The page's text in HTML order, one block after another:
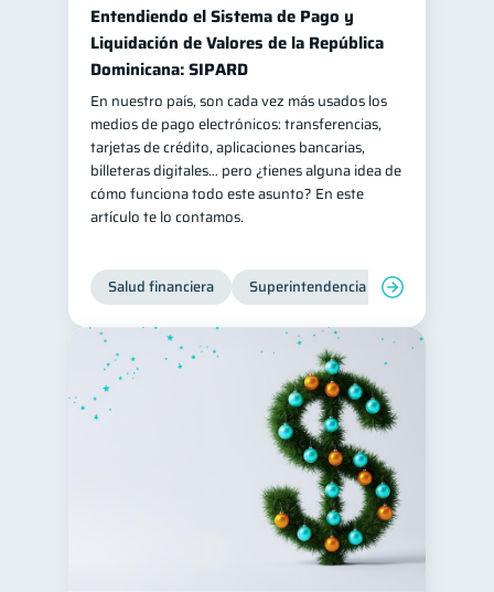
Seguridad financiera 13
Productos financieros 11
Organización Financiera
Deudas 10
Entidad financiera 8
Préstamos 8 Ahorro 8
Tarjeta de crédito
Ciberseguridad 5
Derechos & Deberes 4
Superintendencia de Bancos 4
Entendiendo el Sistema de Pago y
Liquidación de Valores de la República
Dominicana: SIPARD
En nuestro país, son cada vez más usados los
medios de pago electrónicos: transferencias,
tarjetas de crédito, aplicaciones bancarias,
billeteras digitales… pero ¿tienes alguna idea de
cómo funciona todo este asunto? En este
artículo te lo contamos.
Salud financiera Superintendencia de Bancos